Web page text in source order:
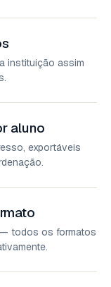
instituição assim
aluno
exportáveis
— todos os formatos